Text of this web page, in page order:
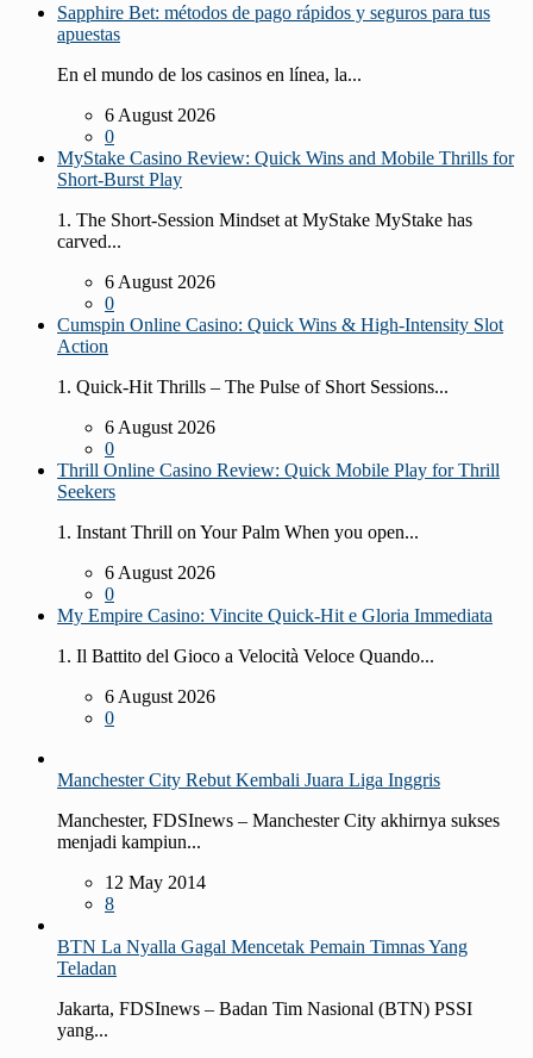
Sapphire Bet: métodos de pago rápidos y seguros para tus
apuestas
En el mundo de los casinos en línea, la...
6 August 2026
0
MyStake Casino Review: Quick Wins and Mobile Thrills for
Short‑Burst Play
1. The Short‑Session Mindset at MyStake MyStake has
carved...
6 August 2026
0
Cumspin Online Casino: Quick Wins & High‑Intensity Slot
Action
1. Quick‑Hit Thrills – The Pulse of Short Sessions...
6 August 2026
0
Thrill Online Casino Review: Quick Mobile Play for Thrill
Seekers
1. Instant Thrill on Your Palm When you open...
6 August 2026
0
My Empire Casino: Vincite Quick‑Hit e Gloria Immediata
1. Il Battito del Gioco a Velocità Veloce Quando...
6 August 2026
0
Manchester City Rebut Kembali Juara Liga Inggris
Manchester, FDSInews – Manchester City akhirnya sukses
menjadi kampiun...
12 May 2014
8
BTN La Nyalla Gagal Mencetak Pemain Timnas Yang
Teladan
Jakarta, FDSInews – Badan Tim Nasional (BTN) PSSI
yang...